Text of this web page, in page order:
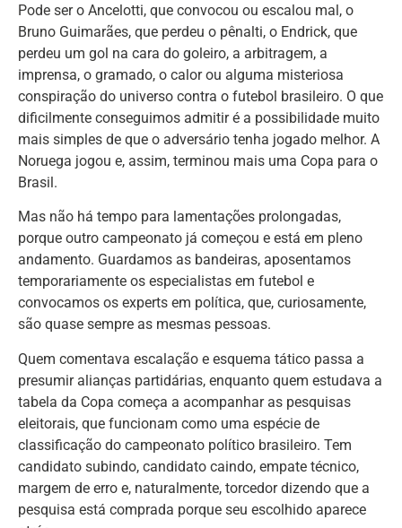
Pode ser o Ancelotti, que convocou ou escalou mal, o
Bruno Guimarães, que perdeu o pênalti, o Endrick, que
perdeu um gol na cara do goleiro, a arbitragem, a
imprensa, o gramado, o calor ou alguma misteriosa
conspiração do universo contra o futebol brasileiro. O que
dificilmente conseguimos admitir é a possibilidade muito
mais simples de que o adversário tenha jogado melhor. A
Noruega jogou e, assim, terminou mais uma Copa para o
Brasil.
Mas não há tempo para lamentações prolongadas,
porque outro campeonato já começou e está em pleno
andamento. Guardamos as bandeiras, aposentamos
temporariamente os especialistas em futebol e
convocamos os experts em política, que, curiosamente,
são quase sempre as mesmas pessoas.
Quem comentava escalação e esquema tático passa a
presumir alianças partidárias, enquanto quem estudava a
tabela da Copa começa a acompanhar as pesquisas
eleitorais, que funcionam como uma espécie de
classificação do campeonato político brasileiro. Tem
candidato subindo, candidato caindo, empate técnico,
margem de erro e, naturalmente, torcedor dizendo que a
pesquisa está comprada porque seu escolhido aparece